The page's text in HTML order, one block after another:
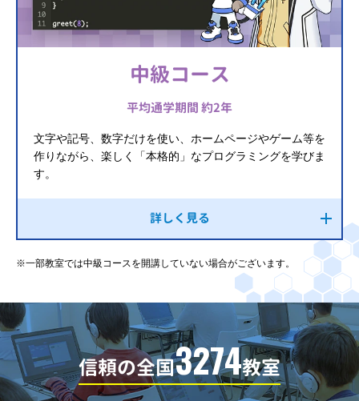
中級コース
平均通学期間 約2年
文字や記号、数字だけを使い、ホームページやゲーム等を
作りながら、楽しく「本格的」なプログラミングを学びま
す。
詳しく見る
※一部教室では中級コースを開講していない場合がございます。
信頼の全国3274教室